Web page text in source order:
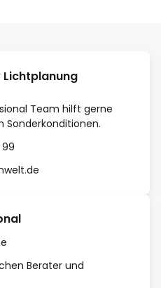
Lichtplanung
Team hilft gerne
Sonderkonditionen.
Berater und